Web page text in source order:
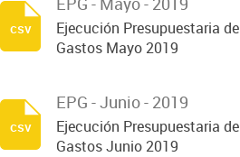
Ejecución Presupuestaria de
Gastos Mayo 2019
csv
EPG - Junio - 2019
Ejecución Presupuestaria de
Gastos Junio 2019
csv